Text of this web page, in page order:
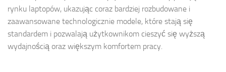
rynku laptopów, ukazując coraz bardziej rozbudowane i
zaawansowane technologicznie modele, które stają się
standardem i pozwalają użytkownikom cieszyć się wyższą
wydajnością oraz większym komfortem pracy.